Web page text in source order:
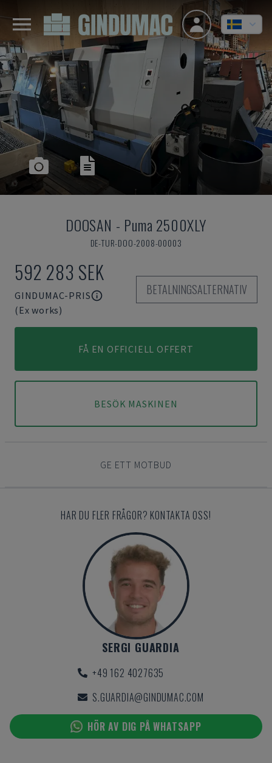
DOOSAN - Puma 2500XLY
DE-TUR-DOO-2008-00003
592 283 SEK
GINDUMAC-PRIS
(Ex works)
BETALNINGSALTERNATIV
FÅ EN OFFICIELL OFFERT
BESÖK MASKINEN
GE ETT MOTBUD
HAR DU FLER FRÅGOR? KONTAKTA OSS!
SERGI GUARDIA
+49 162 4027635
S.GUARDIA@GINDUMAC.COM
HÖR AV DIG PÅ WHATSAPP